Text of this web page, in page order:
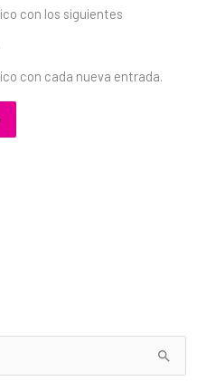
con los siguientes
con cada nueva entrada.